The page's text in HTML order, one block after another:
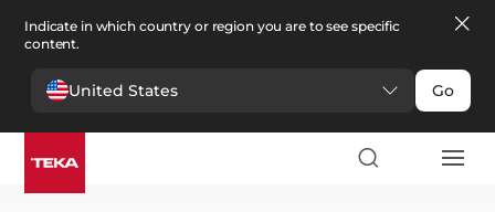
Indicate in which country or region you are to see specific
content.
United States Go